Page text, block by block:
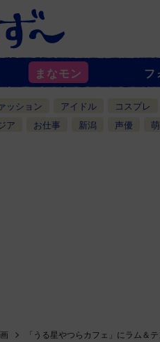
まなモン フ
ッション アイドル コスプレ
ア
お仕事 新潟 声優
「うる星やつらカフェ」にラム＆